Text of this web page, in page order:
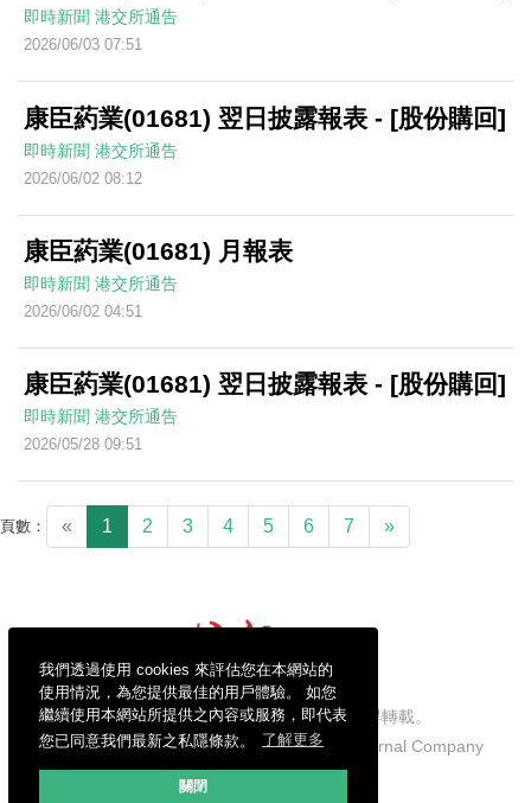
我們透過使用 cookies 來評估您在本網站的
使用情況，為您提供最佳的用戶體驗。 如您
繼續使用本網站所提供之內容或服務，即代表
您已同意我們最新之私隱條款。
了解更多
關閉
即時新聞 港交所通告
2026/06/03 07:51
康臣葯業(01681) 翌日披露報表 - [股份購回]
即時新聞 港交所通告
2026/06/02 08:12
康臣葯業(01681) 月報表
即時新聞 港交所通告
2026/06/02 04:51
康臣葯業(01681) 翌日披露報表 - [股份購回]
即時新聞 港交所通告
2026/05/28 09:51
頁數： « 1 2 3 4 5 6 7 »
信報財經新聞有限公司版權所有，不得轉載。
Copyright © 2026 Hong Kong Economic Journal Company
Limited. All rights reserved.